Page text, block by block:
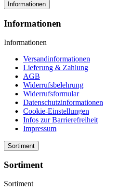
Informationen
Informationen
Informationen
Versandinformationen
Lieferung & Zahlung
AGB
Widerrufsbelehrung
Widerrufsformular
Datenschutzinformationen
Cookie-Einstellungen
Infos zur Barrierefreiheit
Impressum
Sortiment
Sortiment
Sortiment